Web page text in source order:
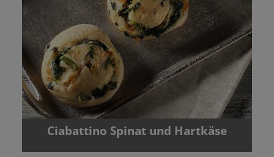
Ciabattino Spinat und Hartkäse